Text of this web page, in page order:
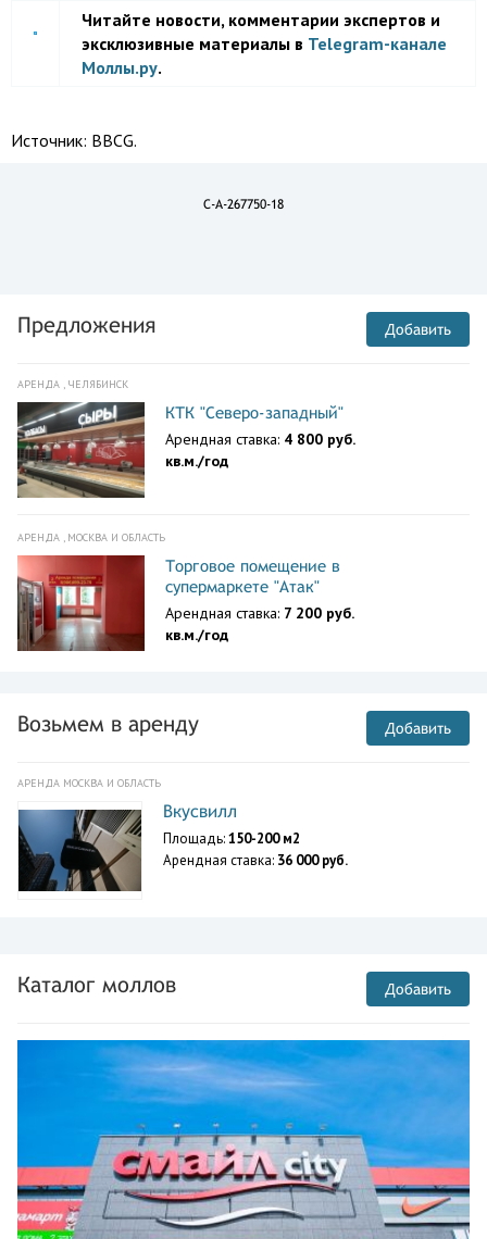
Читайте новости, комментарии экспертов и
эксклюзивные материалы в Telegram-канале
Моллы.ру.
Источник: BBCG.
C-A-267750-18
Предложения Добавить
АРЕНДА , ЧЕЛЯБИНСК
КТК "Северо-западный"
Арендная ставка: 4 800 руб.
кв.м./год
АРЕНДА , МОСКВА И ОБЛАСТЬ
Торговое помещение в
супермаркете "Атак"
Арендная ставка: 7 200 руб.
кв.м./год
Возьмем в аренду Добавить
АРЕНДА МОСКВА И ОБЛАСТЬ
Вкусвилл
Площадь:150-200 м2
Арендная ставка: 36 000 руб.
Каталог моллов Добавить